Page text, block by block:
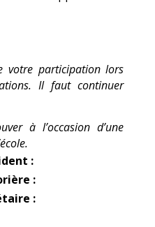
votre participation lors
Il faut continuer
à l’occasion d’une
:
:
: